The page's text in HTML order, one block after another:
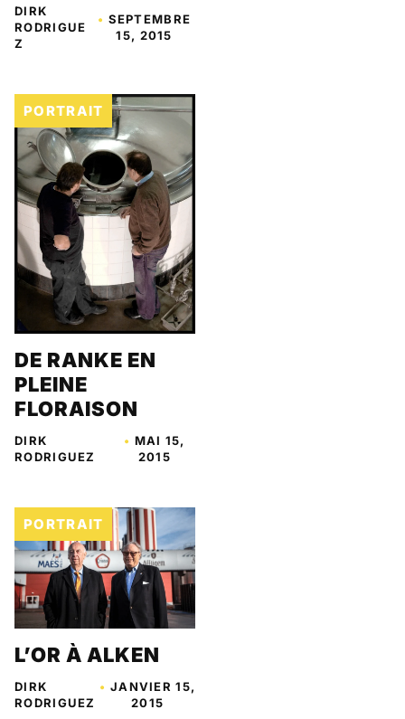
DIRK
RODRIGUE
Z
• SEPTEMBRE
15, 2015
PORTRAIT
DE RANKE EN
PLEINE
FLORAISON
DIRK
RODRIGUEZ
• MAI 15,
2015
PORTRAIT
L’OR À ALKEN
DIRK
RODRIGUEZ
• JANVIER 15,
2015